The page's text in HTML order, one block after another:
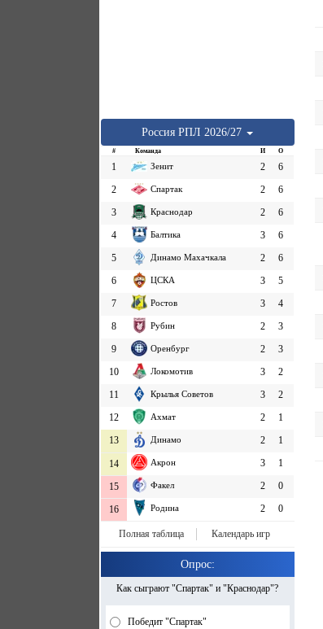
Россия РПЛ 2026/27
# Команда И О
1 Зенит 2
6
2
Спартак 2
6
3
Краснодар 2
6
4
Балтика 3
6
5
Динамо Махачкала 2
6
6
ЦСКА 3
5
7
Ростов 3
4
8
Рубин 2
3
9
Оренбург 2
3
10
Локомотив 3
2
11
Крылья Советов 3
2
12
Ахмат 2
1
13
Динамо 2 1
14 Акрон 3 1
15 Факел 2 0
16 Родина 2 0
Полная таблица Календарь игр
Опрос:
Как сыграют "Спартак" и "Краснодар"?
Победит "Спартак"